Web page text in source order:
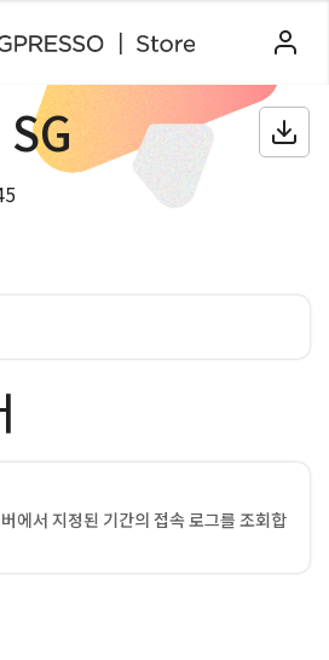
에서 지정된 기간의 접속 로그를 조회합